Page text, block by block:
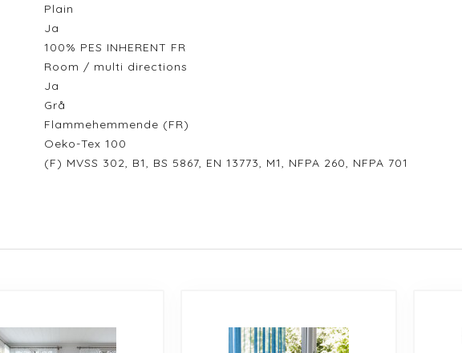
Plain
Ja
100% PES INHERENT FR
Room / multi directions
Ja
Grå
Flammehemmende (FR)
Oeko-Tex 100
(F) MVSS 302, B1, BS 5867, EN 13773, M1, NFPA 260, NFPA 701